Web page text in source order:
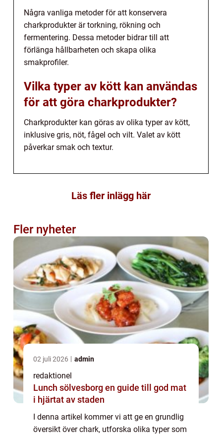
Några vanliga metoder för att konservera
charkprodukter är torkning, rökning och
fermentering. Dessa metoder bidrar till att
förlänga hållbarheten och skapa olika
smakprofiler.
Vilka typer av kött kan användas
för att göra charkprodukter?
Charkprodukter kan göras av olika typer av kött,
inklusive gris, nöt, fågel och vilt. Valet av kött
påverkar smak och textur.
Läs fler inlägg här
Fler nyheter
02 juli 2026 admin
redaktionel
Lunch sölvesborg en guide till god mat
i hjärtat av staden
I denna artikel kommer vi att ge en grundlig
översikt över chark, utforska olika typer som